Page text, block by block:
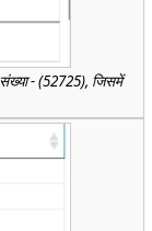
- (52725), जिसमें